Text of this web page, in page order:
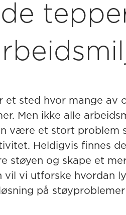
et sted hvor mange av
Men ikke alle
være et stort problem
Heldigvis finnes
støyen og skape et
vil vi utforske hvordan
på støyproblemer